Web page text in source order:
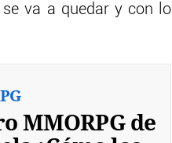
va a quedar y con lo
MMORPG de